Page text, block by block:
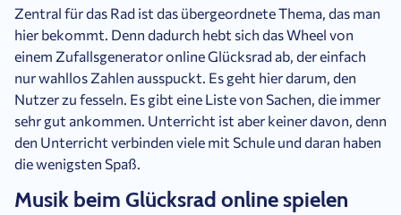
Zentral für das Rad ist das übergeordnete Thema, das man
hier bekommt. Denn dadurch hebt sich das Wheel von
einem Zufallsgenerator online Glücksrad ab, der einfach
nur wahllos Zahlen ausspuckt. Es geht hier darum, den
Nutzer zu fesseln. Es gibt eine Liste von Sachen, die immer
sehr gut ankommen. Unterricht ist aber keiner davon, denn
den Unterricht verbinden viele mit Schule und daran haben
die wenigsten Spaß.
Musik beim Glücksrad online spielen